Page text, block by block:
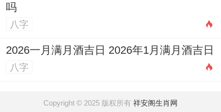
吗
八字
2026一月满月酒吉日 2026年1月满月酒吉日
八字
Copyright © 2025 版权所有 祥安阁生肖网